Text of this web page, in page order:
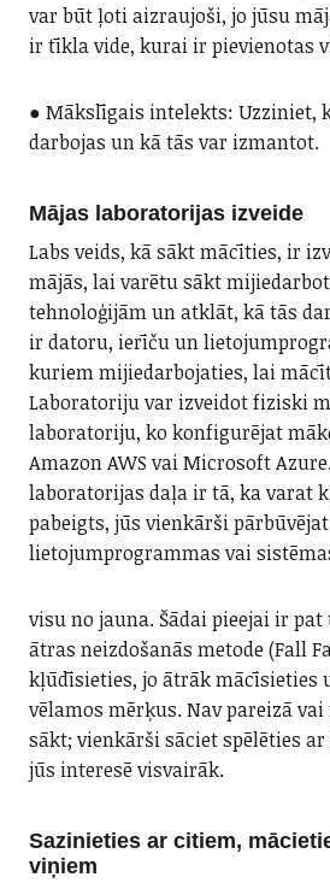
var būt ļoti aizraujoši, jo jūsu
ir tīkla vide, kurai ir pievienotas
● Mākslīgais intelekts: Uzziniet,
darbojas un kā tās var izmantot.
Mājas laboratorijas izveide
Labs veids, kā sākt mācīties, ir
mājās, lai varētu sākt
tehnoloģijām un atklāt, kā tās
ir datoru, ierīču un
kuriem mijiedarbojaties, lai
Laboratoriju var izveidot fiziski
laboratoriju, ko konfigurējat
Amazon AWS vai Microsoft
laboratorijas daļa ir tā, ka varat
pabeigts, jūs vienkārši pārbūvējat
lietojumprogrammas vai
visu no jauna. Šādai pieejai ir
ātras neizdošanās metode (Fall
kļūdīsieties, jo ātrāk mācīsieties
vēlamos mērķus. Nav pareizā
sākt; vienkārši sāciet spēlēties
jūs interesē visvairāk.
Sazinieties ar citiem,
viņiem